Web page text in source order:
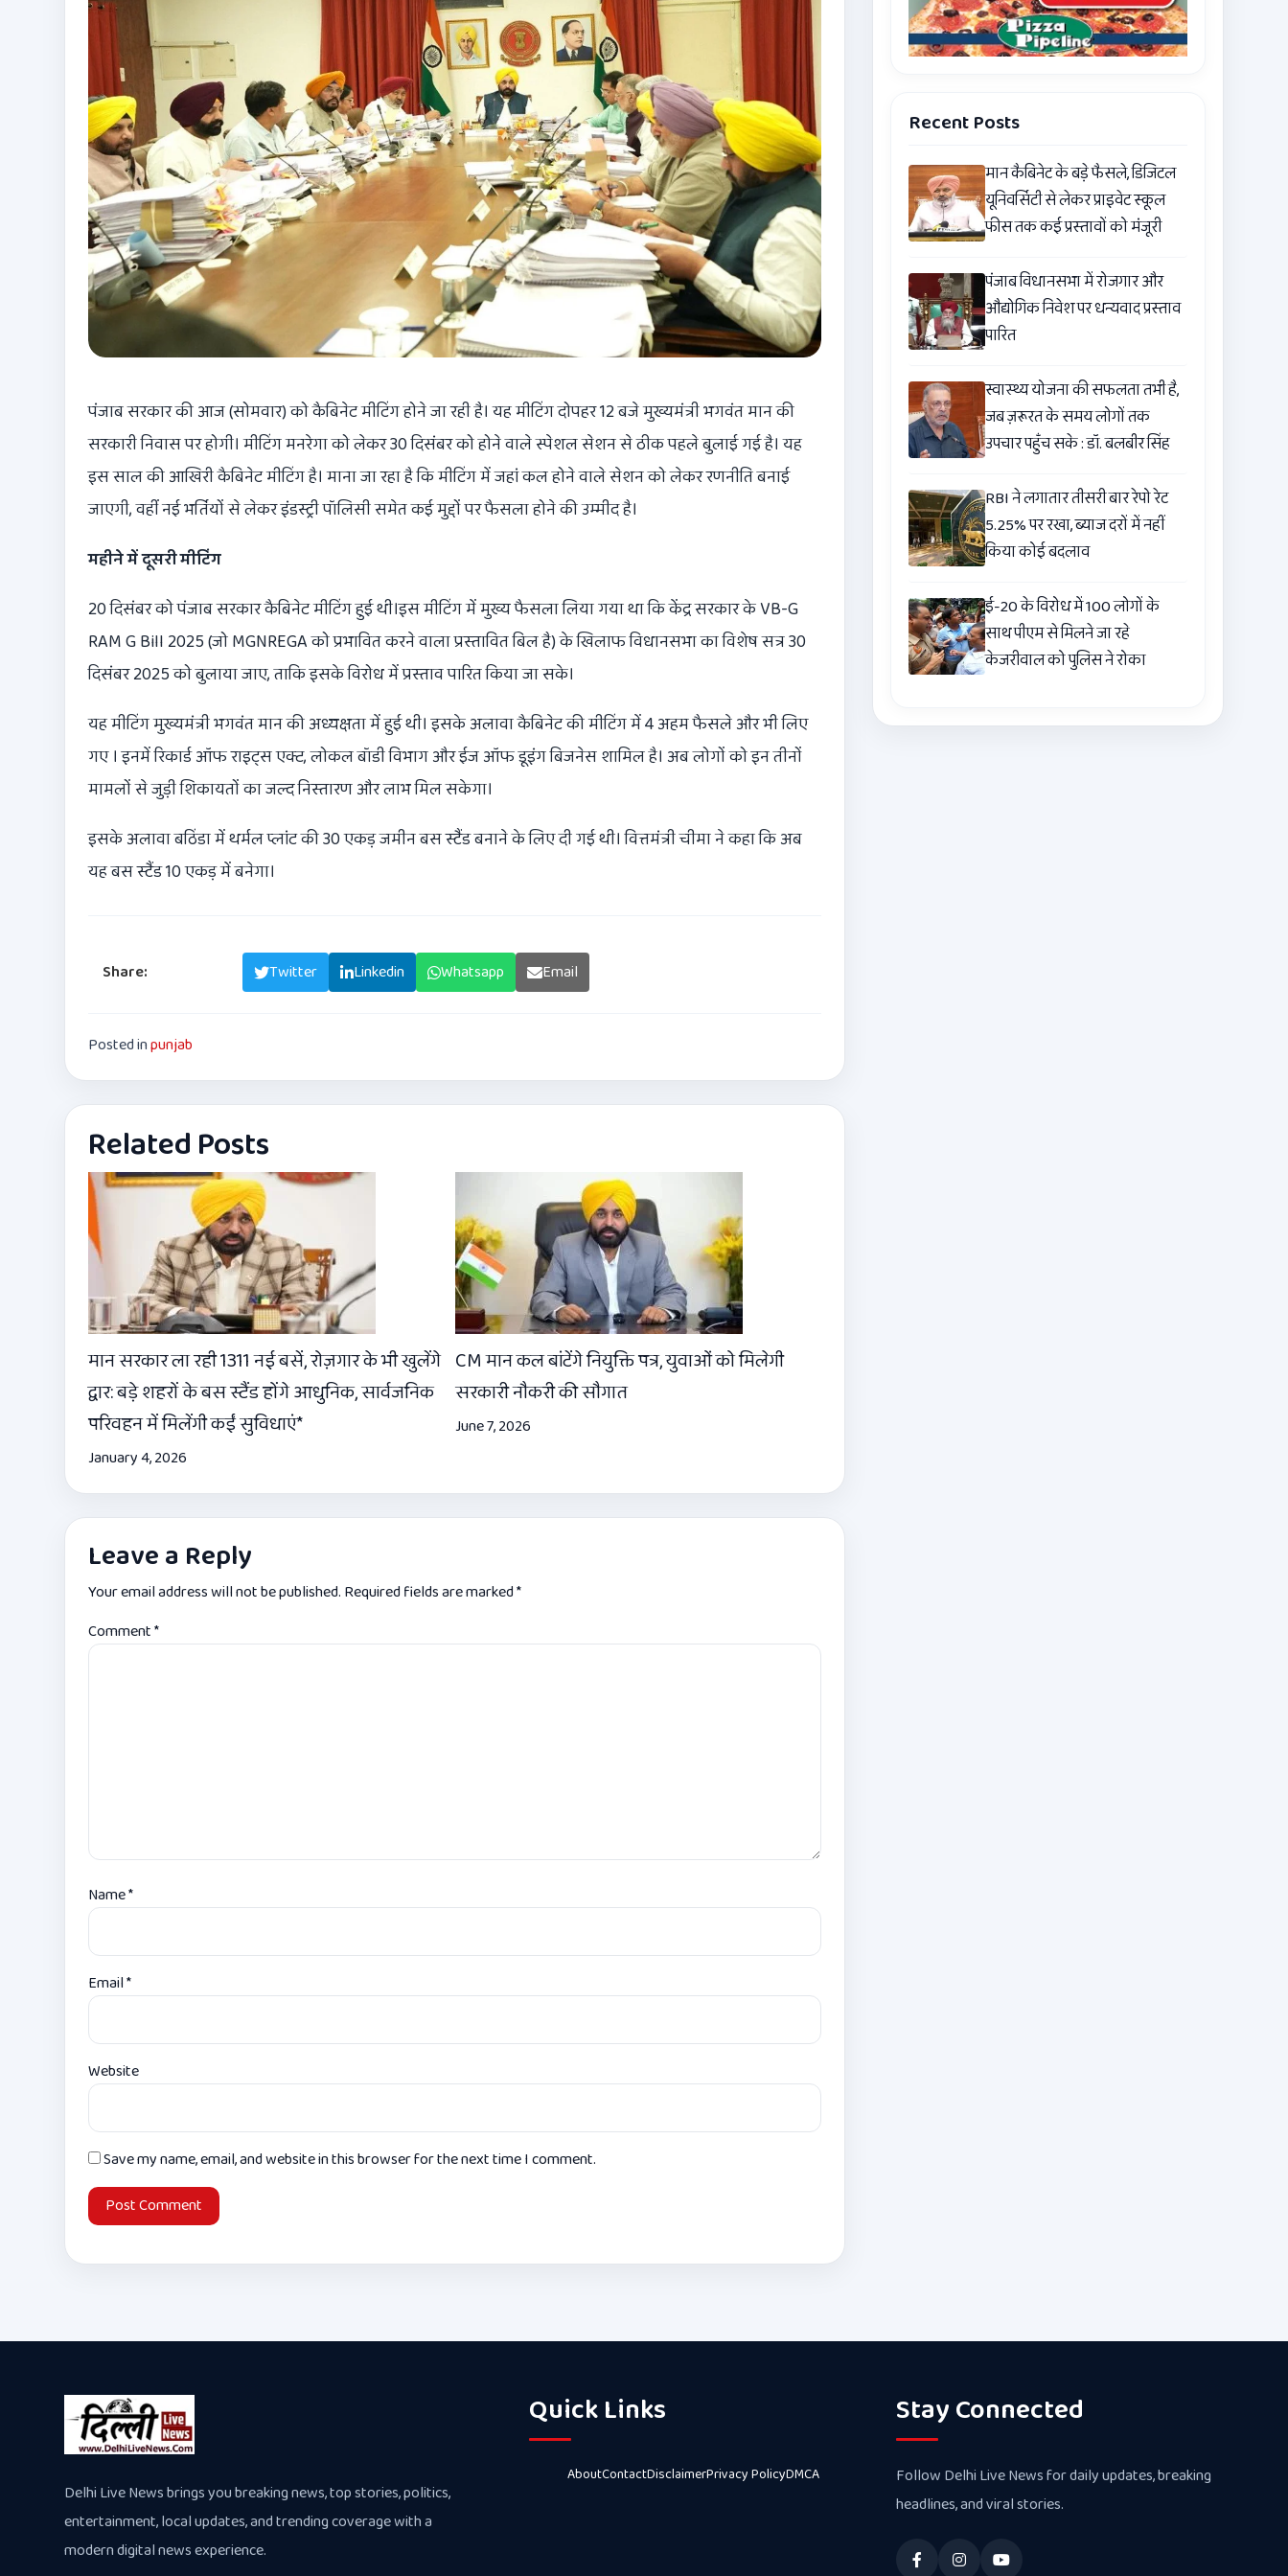
पंजाब सरकार की आज (सोमवार) को कैबिनेट मीटिंग होने जा रही है। यह मीटिंग दोपहर 12 बजे मुख्यमंत्री भगवंत मान की
सरकारी निवास पर होगी। मीटिंग मनरेगा को लेकर 30 दिसंबर को होने वाले स्पेशल सेशन से ठीक पहले बुलाई गई है। यह
इस साल की आखिरी कैबिनेट मीटिंग है। माना जा रहा है कि मीटिंग में जहां कल होने वाले सेशन को लेकर रणनीति बनाई
जाएगी, वहीं नई भर्तियों से लेकर इंडस्ट्री पॉलिसी समेत कई मुद्दों पर फैसला होने की उम्मीद है।
महीने में दूसरी मीटिंग
20 दिसंबर को पंजाब सरकार कैबिनेट मीटिंग हुई थी।इस मीटिंग में मुख्य फैसला लिया गया था कि केंद्र सरकार के VB-G
RAM G Bill 2025 (जो MGNREGA को प्रभावित करने वाला प्रस्तावित बिल है) के खिलाफ विधानसभा का विशेष सत्र 30
दिसंबर 2025 को बुलाया जाए, ताकि इसके विरोध में प्रस्ताव पारित किया जा सके।
यह मीटिंग मुख्यमंत्री भगवंत मान की अध्यक्षता में हुई थी। इसके अलावा कैबिनेट की मीटिंग में 4 अहम फैसले और भी लिए
गए । इनमें रिकार्ड ऑफ राइट्स एक्ट, लोकल बॉडी विभाग और ईज ऑफ डूइंग बिजनेस शामिल है। अब लोगों को इन तीनों
मामलों से जुड़ी शिकायतों का जल्द निस्तारण और लाभ मिल सकेगा।
इसके अलावा बठिंडा में थर्मल प्लांट की 30 एकड़ जमीन बस स्टैंड बनाने के लिए दी गई थी। वित्तमंत्री चीमा ने कहा कि अब
यह बस स्टैंड 10 एकड़ में बनेगा।
Share: Twitter Linkedin Whatsapp Email
Posted inpunjab
Related Posts
मान सरकार ला रही 1311 नई बसें, रोज़गार के भी खुलेंगे
द्वार: बड़े शहरों के बस स्टैंड होंगे आधुनिक, सार्वजनिक
परिवहन में मिलेंगी कईं सुविधाएं*
January 4, 2026
CM मान कल बांटेंगे नियुक्ति पत्र, युवाओं को मिलेगी
सरकारी नौकरी की सौगात
June 7, 2026
Leave a Reply
Your email address will not be published. Required fields are marked*
Comment*
Name*
Email*
Website
Save my name, email, and website in this browser for the next time I comment.
Recent Posts
मान कैबिनेट के बड़े फैसले, डिजिटल
यूनिवर्सिटी से लेकर प्राइवेट स्कूल
फीस तक कई प्रस्तावों को मंजूरी
पंजाब विधानसभा में रोजगार और
औद्योगिक निवेश पर धन्यवाद प्रस्ताव
पारित
स्वास्थ्य योजना की सफलता तभी है,
जब ज़रूरत के समय लोगों तक
उपचार पहुँच सके : डॉ. बलबीर सिंह
RBI ने लगातार तीसरी बार रेपो रेट
5.25% पर रखा, ब्याज दरों में नहीं
किया कोई बदलाव
ई-20 के विरोध में 100 लोगों के
साथ पीएम से मिलने जा रहे
केजरीवाल को पुलिस ने रोका
Delhi Live News brings you breaking news, top stories, politics,
entertainment, local updates, and trending coverage with a
modern digital news experience.
Quick Links
AboutContactDisclaimerPrivacy PolicyDMCA
Stay Connected
Follow Delhi Live News for daily updates, breaking
headlines, and viral stories.